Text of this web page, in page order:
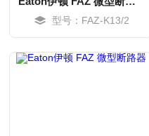
型号：FAZ-K13/2